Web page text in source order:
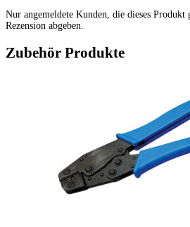
Nur angemeldete Kunden, die dieses Produkt
Rezension abgeben.
Zubehör Produkte